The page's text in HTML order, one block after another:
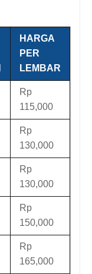
HARGA
PER
LEMBAR
Rp
115,000
Rp
130,000
Rp
130,000
Rp
150,000
Rp
165,000